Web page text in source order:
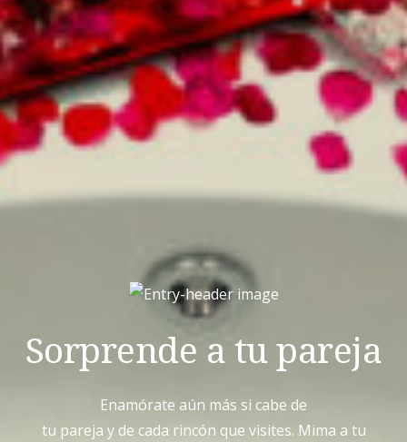
Sorprende a tu pareja
Enamórate aún más si cabe de
tu pareja y de cada rincón que visites. Mima a tu